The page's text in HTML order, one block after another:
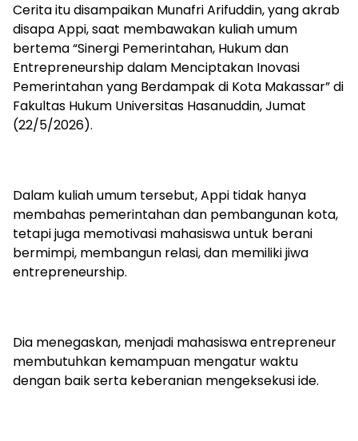
Cerita itu disampaikan Munafri Arifuddin, yang akrab
disapa Appi, saat membawakan kuliah umum
bertema “Sinergi Pemerintahan, Hukum dan
Entrepreneurship dalam Menciptakan Inovasi
Pemerintahan yang Berdampak di Kota Makassar” di
Fakultas Hukum Universitas Hasanuddin, Jumat
(22/5/2026).
Dalam kuliah umum tersebut, Appi tidak hanya
membahas pemerintahan dan pembangunan kota,
tetapi juga memotivasi mahasiswa untuk berani
bermimpi, membangun relasi, dan memiliki jiwa
entrepreneurship.
Dia menegaskan, menjadi mahasiswa entrepreneur
membutuhkan kemampuan mengatur waktu
dengan baik serta keberanian mengeksekusi ide.